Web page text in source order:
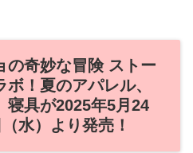
の奇妙な冒険 ストー
！夏のアパレル、
寝具が2025年5月24
水）より発売！